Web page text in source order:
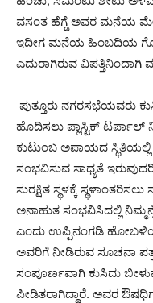
ವಸಂತ ಹೆಗ್ಡೆ ಅವರ ಮನೆಯ
ಇದೀಗ ಮನೆಯ ಹಿಂಬದಿಯ ಗೋಡೆ
ಎದುರಾಗಿರುವ ವಿಪತ್ತಿನಿಂದಾಗಿ
ಪುತ್ತೂರು ನಗರಸಭೆಯವರು
ಹೊದಿಸಲು ಪ್ಲಾಸ್ಟಿಕ್ ಟರ್ಪಾಲ್
ಕುಟುಂಬ ಅಪಾಯದ ಸ್ಥಿತಿಯಲ್ಲಿ
ಸಂಭವಿಸುವ ಸಾಧ್ಯತೆ
ಸುರಕ್ಷಿತ ಸ್ಥಳಕ್ಕೆ
ಅನಾಹುತ ಸಂಭವಿಸಿದಲ್ಲಿ
ಎಂದು ಉಪ್ಪಿನಂಗಡಿ
ಅವರಿಗೆ ನೀಡಿರುವ ಸೂಚನಾ
ಸಂಪೂರ್ಣವಾಗಿ ಕುಸಿದು
ಪೀಡಿತರಾಗಿದ್ದಾರೆ. ಅವರ